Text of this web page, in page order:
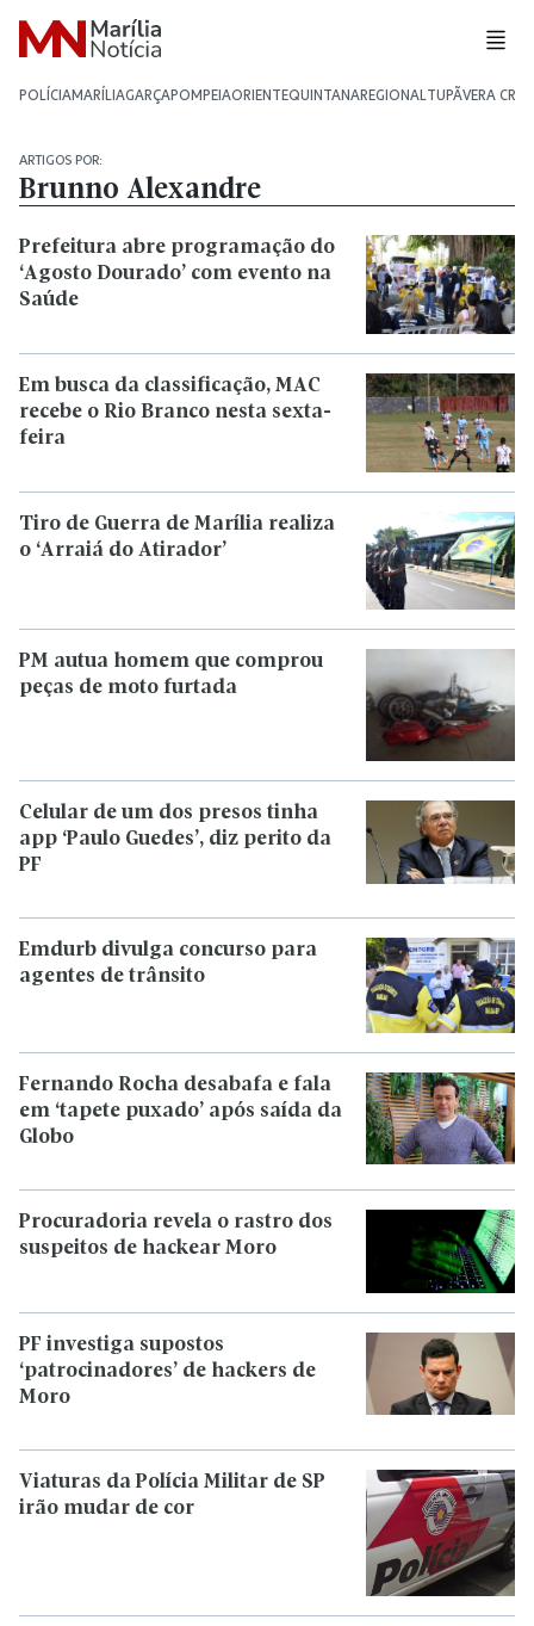
POLÍCIAMARÍLIAGARÇAPOMPEIAORIENTEQUINTANAREGIONALTUPÃVERA CRUZ
ARTIGOS POR:
Brunno Alexandre
Prefeitura abre programação do
‘Agosto Dourado’ com evento na
Saúde
Em busca da classificação, MAC
recebe o Rio Branco nesta sexta-
feira
Tiro de Guerra de Marília realiza
o ‘Arraiá do Atirador’
PM autua homem que comprou
peças de moto furtada
Celular de um dos presos tinha
app ‘Paulo Guedes’, diz perito da
PF
Emdurb divulga concurso para
agentes de trânsito
Fernando Rocha desabafa e fala
em ‘tapete puxado’ após saída da
Globo
Procuradoria revela o rastro dos
suspeitos de hackear Moro
PF investiga supostos
‘patrocinadores’ de hackers de
Moro
Viaturas da Polícia Militar de SP
irão mudar de cor